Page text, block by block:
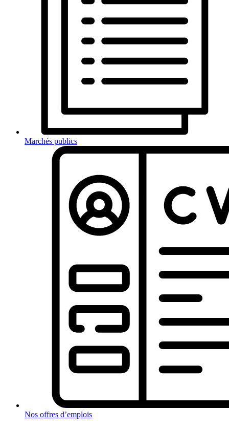
Marchés publics
Nos offres d’emplois